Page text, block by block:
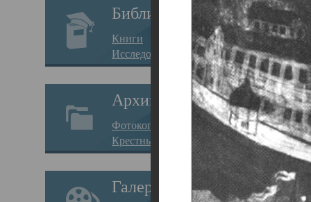
Библиотека
Книги
Исследования
Архив
Фотокопии дел
Крестные ходы
Галерея